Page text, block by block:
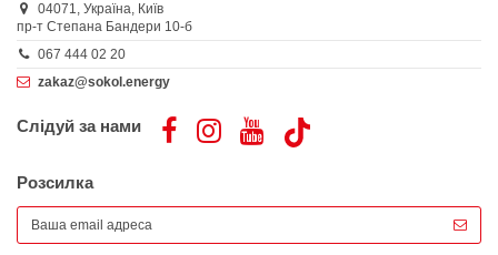
04071, Україна, Київ
пр-т Степана Бандери 10-б
067 444 02 20
zakaz@sokol.energy
Слідуй за нами
Розсилка